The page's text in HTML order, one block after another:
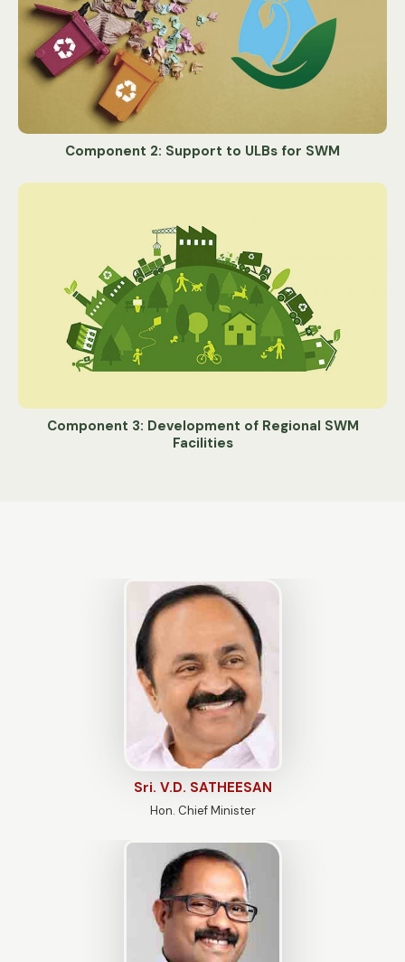
Component 2: Support to ULBs for SWM
Component 3: Development of Regional SWM
Facilities
Sri. V.D. SATHEESAN
Hon. Chief Minister